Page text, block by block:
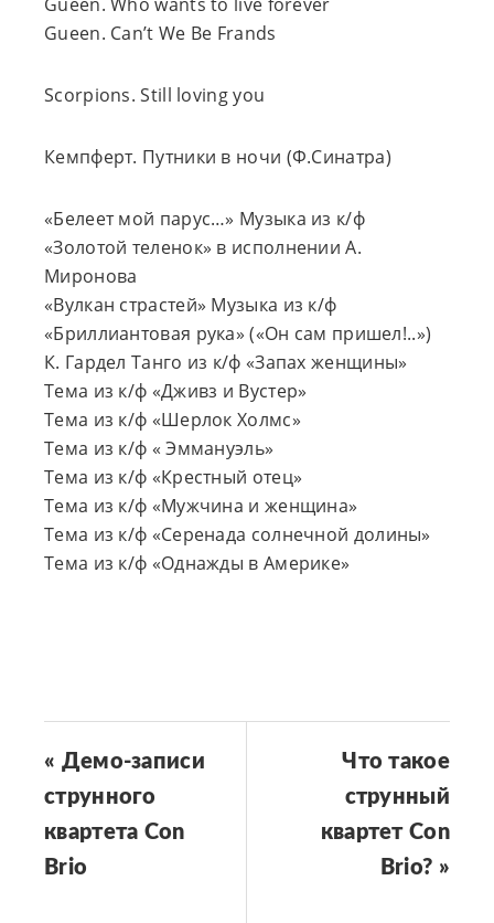
Gueen. Can’t We Be Frands
Scorpions. Still loving you
Кемпферт. Путники в ночи (Ф.Синатра)
«Белеет мой парус…» Музыка из к/ф
«Золотой теленок» в исполнении А.
Миронова
«Вулкан страстей» Музыка из к/ф
«Бриллиантовая рука» («Он сам пришел!..»)
К. Гардел Танго из к/ф «Запах женщины»
Тема из к/ф «Дживз и Вустер»
Тема из к/ф «Шерлок Холмс»
Тема из к/ф « Эммануэль»
Тема из к/ф «Крестный отец»
Тема из к/ф «Мужчина и женщина»
Тема из к/ф «Серенада солнечной долины»
Тема из к/ф «Однажды в Америке»
« Демо-записи
струнного
квартета Con
Brio
Что такое
струнный
квартет Con
Brio? »